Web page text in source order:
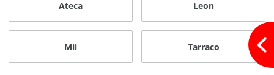
Ateca Leon
Mii Tarraco